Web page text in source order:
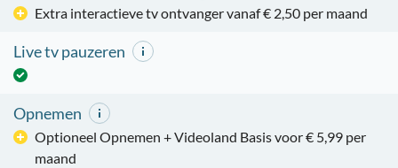
Extra interactieve tv ontvanger vanaf € 2,50 per maand
Live tv pauzeren
Opnemen
Optioneel Opnemen + Videoland Basis voor € 5,99 per
maand